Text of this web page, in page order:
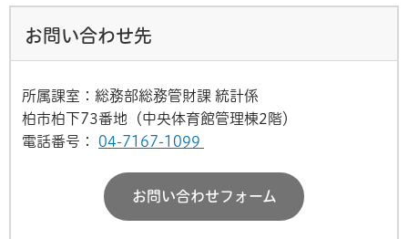
お問い合わせ先
所属課室：総務部総務管財課 統計係
柏市柏下73番地（中央体育館管理棟2階）
電話番号：
04-7167-1099
お問い合わせフォーム